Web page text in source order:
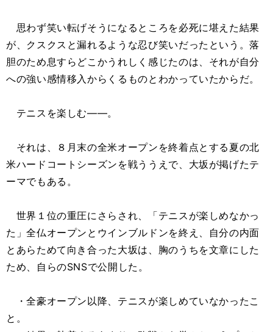
思わず笑い転げそうになるところを必死に堪えた結果
が、クスクスと漏れるような忍び笑いだったという。落
胆のため息すらどこかうれしく感じたのは、それが自分
への強い感情移入からくるものとわかっていたからだ。
テニスを楽しむ――。
それは、８月末の全米オープンを終着点とする夏の北
米ハードコートシーズンを戦ううえで、大坂が掲げたテ
ーマでもある。
世界１位の重圧にさらされ、「テニスが楽しめなかっ
た」全仏オープンとウインブルドンを終え、自分の内面
とあらためて向き合った大坂は、胸のうちを文章にした
ため、自らのSNSで公開した。
・全豪オープン以降、テニスが楽しめていなかったこ
と。